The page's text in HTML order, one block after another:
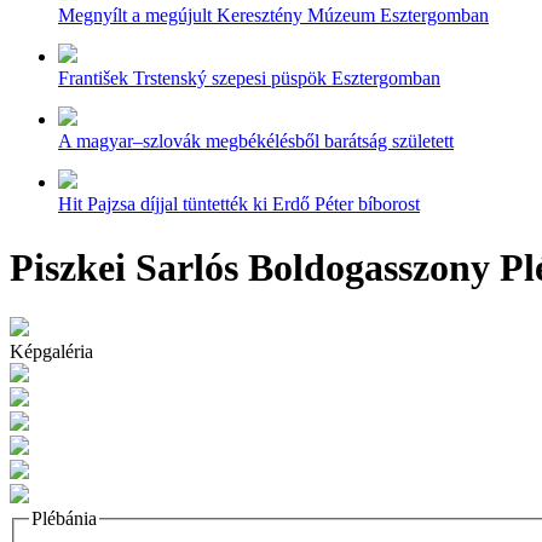
Megnyílt a megújult Keresztény Múzeum Esztergomban
František Trstenský szepesi püspök Esztergomban
A magyar–szlovák megbékélésből barátság született
Hit Pajzsa díjjal tüntették ki Erdő Péter bíborost
Piszkei Sarlós Boldogasszony
Képgaléria
Plébánia